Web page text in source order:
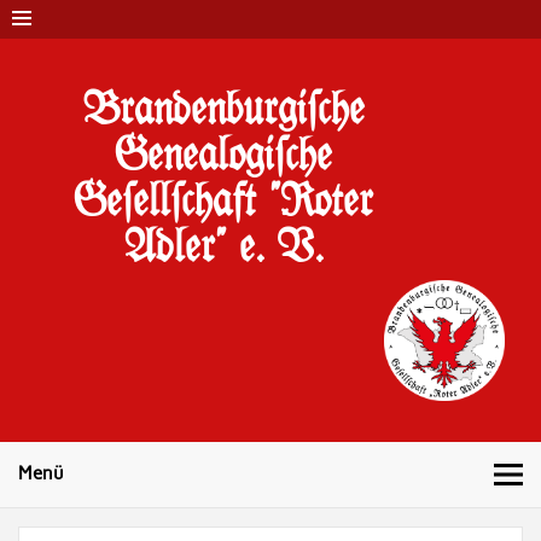
Brandenburgi#che
Genealogi#che
Ge#ell#chaft "Roter
Adler" e. V.
Menü